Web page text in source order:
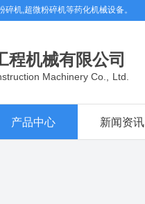
机,超微粉碎机等药化机械设备。
程机械有限公司
Machinery Co., Ltd.
产品中心 新闻资讯